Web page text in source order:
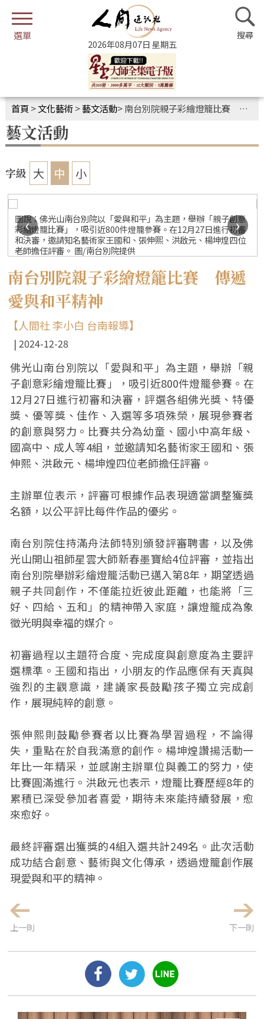
2026年08月07日 星期五
首頁 >文化藝術>藝文活動>南台別院親子彩繪燈籠比賽 傳遞愛與和平精神
藝文活動
字級 大 中 小
圖說：佛光山南台別院以「愛與和平」為主題，舉辦「親子創意
彩繪燈籠比賽」，吸引近800件燈籠參賽。在12月27日進行初審
和決審，邀請知名藝術家王國和、張伸熙、洪啟元、楊坤煌四位
老師擔任評審。 圖/南台別院提供
‹ ›
南台別院親子彩繪燈籠比賽 傳遞
愛與和平精神
【人間社 李小白 台南報導】
2024-12-28
佛光山南台別院以「愛與和平」為主題，舉辦「親
子創意彩繪燈籠比賽」，吸引近800件燈籠參賽。在
12月27日進行初審和決審，評選各組佛光獎、特優
獎、優等獎、佳作、入選等多項殊榮，展現參賽者
的創意與努力。比賽共分為幼童、國小中高年級、
國高中、成人等4組，並邀請知名藝術家王國和、張
伸熙、洪啟元、楊坤煌四位老師擔任評審。
主辦單位表示，評審可根據作品表現適當調整獲獎
名額，以公平評比每件作品的優劣。
南台別院住持滿舟法師特別頒發評審聘書，以及佛
光山開山祖師星雲大師新春墨寶給4位評審，並指出
南台別院舉辦彩繪燈籠活動已邁入第8年，期望透過
親子共同創作，不僅能拉近彼此距離，也能將「三
好、四給、五和」的精神帶入家庭，讓燈籠成為象
徵光明與幸福的媒介。
初審過程以主題符合度、完成度與創意度為主要評
選標準。王國和指出，小朋友的作品應保有天真與
強烈的主觀意識，建議家長鼓勵孩子獨立完成創
作，展現純粹的創意。
張伸熙則鼓勵參賽者以比賽為學習過程，不論得
失，重點在於自我滿意的創作。楊坤煌讚揚活動一
年比一年精采，並感謝主辦單位與義工的努力，使
比賽圓滿進行。洪啟元也表示，燈籠比賽歷經8年的
累積已深受參加者喜愛，期待未來能持續發展，愈
來愈好。
最終評審選出獲獎的4組入選共計249名。此次活動
成功結合創意、藝術與文化傳承，透過燈籠創作展
現愛與和平的精神。
上一則 下一則